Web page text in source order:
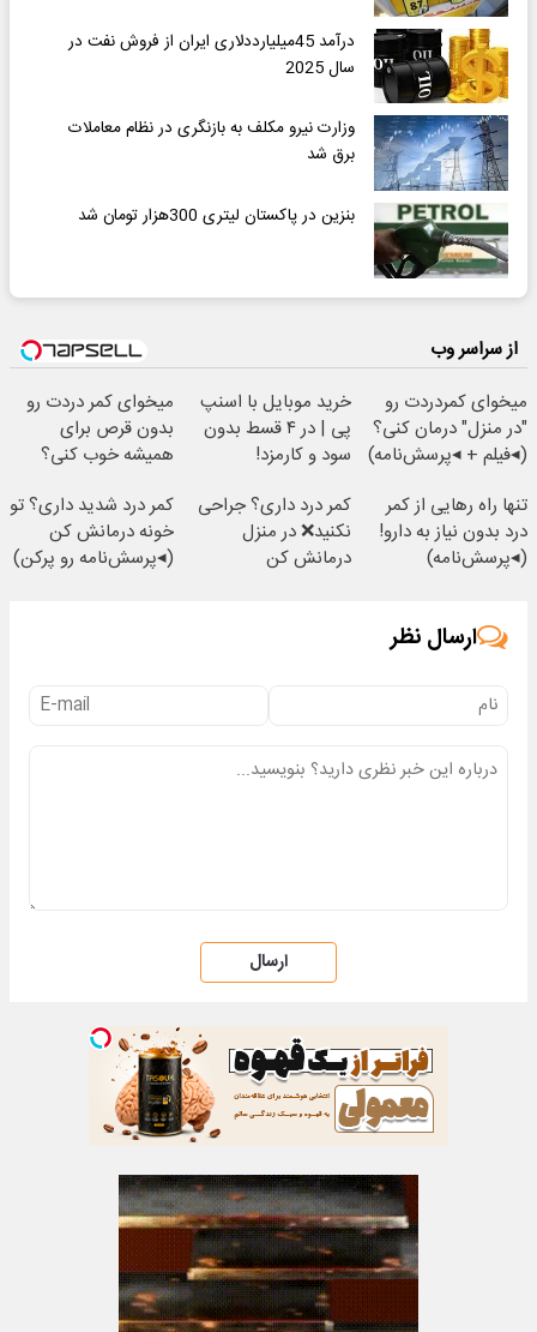
درآمد 45میلیارددلاری ایران از فروش نفت در
سال 2025
وزارت نیرو مکلف به بازنگری در نظام معاملات
برق شد
بنزین در پاکستان لیتری 300هزار تومان شد
از سراسر وب
میخوای کمردردت رو
"در منزل" درمان کنی؟
(◂فیلم + ◂پرسش‌نامه)
خرید موبایل با اسنپ
پی | در ۴ قسط بدون
سود و کارمزد!
میخوای کمر دردت رو
بدون قرص برای
همیشه خوب کنی؟
کن)
تنها راه رهایی از کمر
درد بدون نیاز به دارو!
(◂پرسش‌نامه)
کمر درد داری؟ جراحی
نکنید❌ در منزل
درمانش کن
کمر درد شدید داری؟ تو
خونه درمانش کن
(◂پرسش‌نامه رو پرکن)
ارسال نظر
ارسال